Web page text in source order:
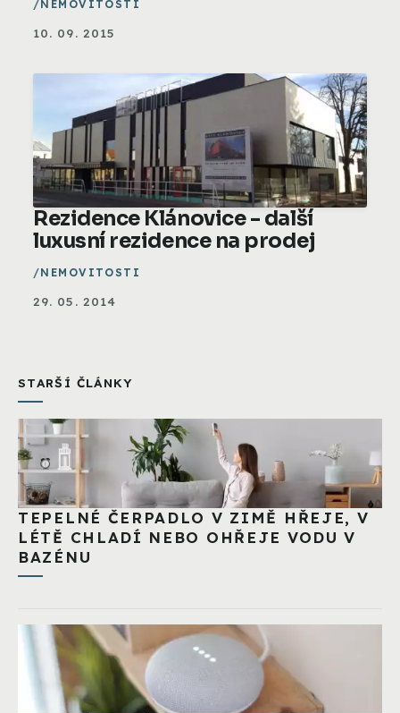
NEMOVITOSTI
10. 09. 2015
Rezidence Klánovice - další
luxusní rezidence na prodej
NEMOVITOSTI
29. 05. 2014
STARŠÍ ČLÁNKY
TEPELNÉ ČERPADLO V ZIMĚ HŘEJE, V
LÉTĚ CHLADÍ NEBO OHŘEJE VODU V
BAZÉNU